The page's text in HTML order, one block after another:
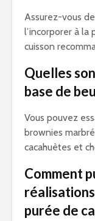
Assurez-vous
l’incorporer à
cuisson
Quelles
base de
Vous pouvez
brownies
cacahuètes et
Comment
purée de